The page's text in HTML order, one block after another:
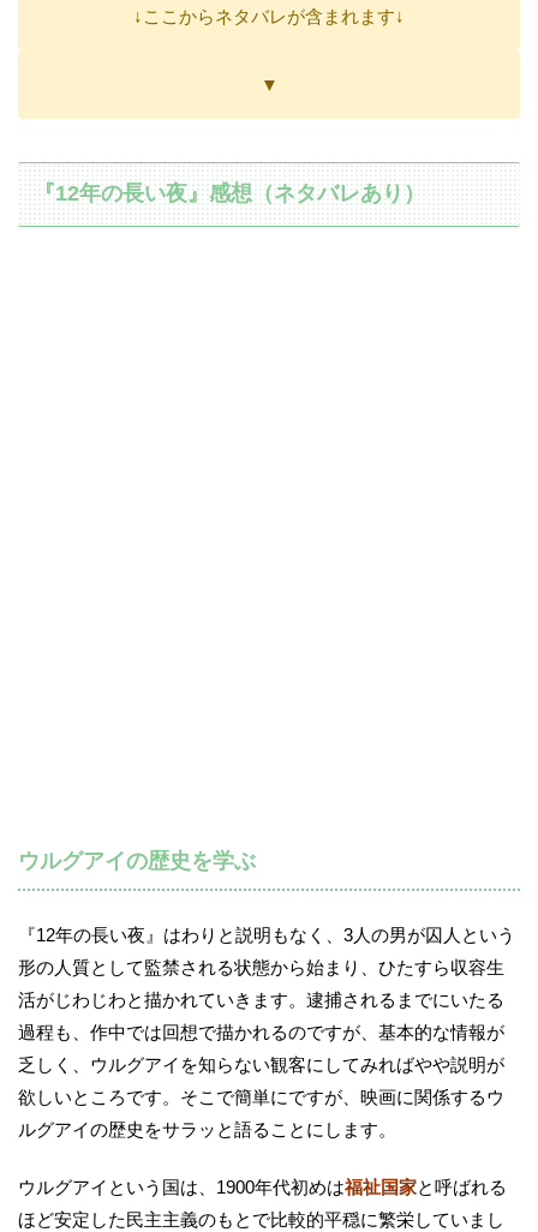
↓ここからネタバレが含まれます↓
▼
『12年の長い夜』感想（ネタバレあり）
ウルグアイの歴史を学ぶ
『12年の長い夜』はわりと説明もなく、3人の男が囚人という
形の人質として監禁される状態から始まり、ひたすら収容生
活がじわじわと描かれていきます。逮捕されるまでにいたる
過程も、作中では回想で描かれるのですが、基本的な情報が
乏しく、ウルグアイを知らない観客にしてみればやや説明が
欲しいところです。そこで簡単にですが、映画に関係するウ
ルグアイの歴史をサラッと語ることにします。
ウルグアイという国は、1900年代初めは福祉国家と呼ばれる
ほど安定した民主主義のもとで比較的平穏に繁栄していまし